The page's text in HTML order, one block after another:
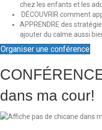
chez les enfants et les
DÉCOUVRIR comment
APPRENDRE des
ajouter du calme aussi
Organiser une conférence
dans ma cour!